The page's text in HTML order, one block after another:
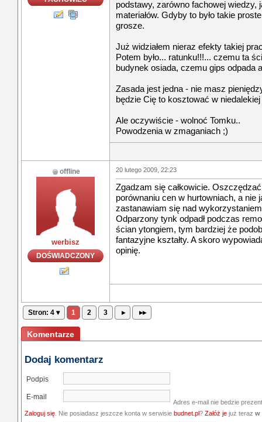
podstawy, zarówno fachowej wiedzy,
materiałów. Gdyby to było takie
grosze.
Już widziałem nieraz efekty takiej
Potem było... ratunku!!!... czemu ta
budynek osiada, czemu gips odpada
Zasada jest jedna - nie masz
będzie Cię to kosztować w
Ale oczywiście - wolnoć Tomku..
Powodzenia w zmaganiach ;)
offline
werbisz
DOŚWIADCZONY
20 lutego 2009, 22:23
Zgadzam się całkowicie.
porównaniu cen w hurtowniach, a nie
zastanawiam się nad
Odparzony tynk odpadł podczas
ścian ytongiem, tym bardziej że
fantazyjne kształty. A skoro
opinię.
Stron: 4 ▾ 1 2 3 ▸ ▸▸
Komentarze
Dodaj komentarz
Podpis
E-mail
Adres e-mail nie bedzie
Zaloguj się . Nie posiadasz jeszcze konta w serwisie budnet.pl? Załóż je już teraz w